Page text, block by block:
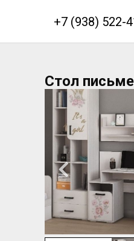
+7 (938) 522-
Стол
Колибри